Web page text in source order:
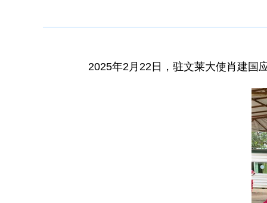
2025年2月22日，驻文莱大使肖建国